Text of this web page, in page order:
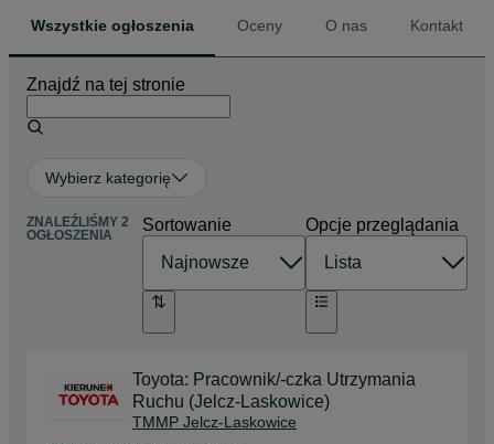
Wszystkie ogłoszenia Oceny O nas Kontakt
Znajdź na tej stronie
Wybierz kategorię
ZNALEŹLIŚMY 2
OGŁOSZENIA
Sortowanie Opcje przeglądania
Toyota: Pracownik/-czka Utrzymania
Ruchu (Jelcz-Laskowice)
TMMP Jelcz-Laskowice